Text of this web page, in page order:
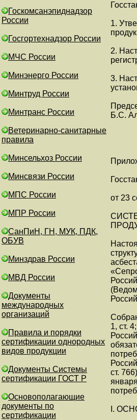
Госкомсанэпиднадзор
России
Госгортехнадзор России
МЧС России
Минэнерго России
Минтруд России
Минтранс России
Ветеринарно-санитарные
правила
Минсельхоз России
Минсвязи России
МПС России
МПР России
СанПиН, ГН, МУК, ПДК,
ОБУВ
Минздрав России
МВД России
Документы
международных
организаций
Правила и порядки
сертификации однородных
видов продукции
Документы Системы
сертификации ГОСТ Р
Основополагающие
документы по
сертификации
1.
2.
3.
Б.С.
от 23
1, ст.
ст.
I.